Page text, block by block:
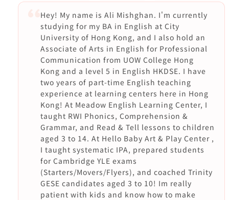
Hey! My name is Ali Mishghan. I'm currently
studying for my BA in English at City
University of Hong Kong, and I also hold an
Associate of Arts in English for Professional
Communication from UOW College Hong
Kong and a level 5 in English HKDSE. I have
two years of part-time English teaching
experience at learning centers here in Hong
Kong! At Meadow English Learning Center, I
taught RWI Phonics, Comprehension &
Grammar, and Read & Tell lessons to children
aged 3 to 14. At Hello Baby Art & Play Center ,
I taught systematic IPA, prepared students
for Cambridge YLE exams
(Starters/Movers/Flyers), and coached Trinity
GESE candidates aged 3 to 10! Im really
patient with kids and know how to make